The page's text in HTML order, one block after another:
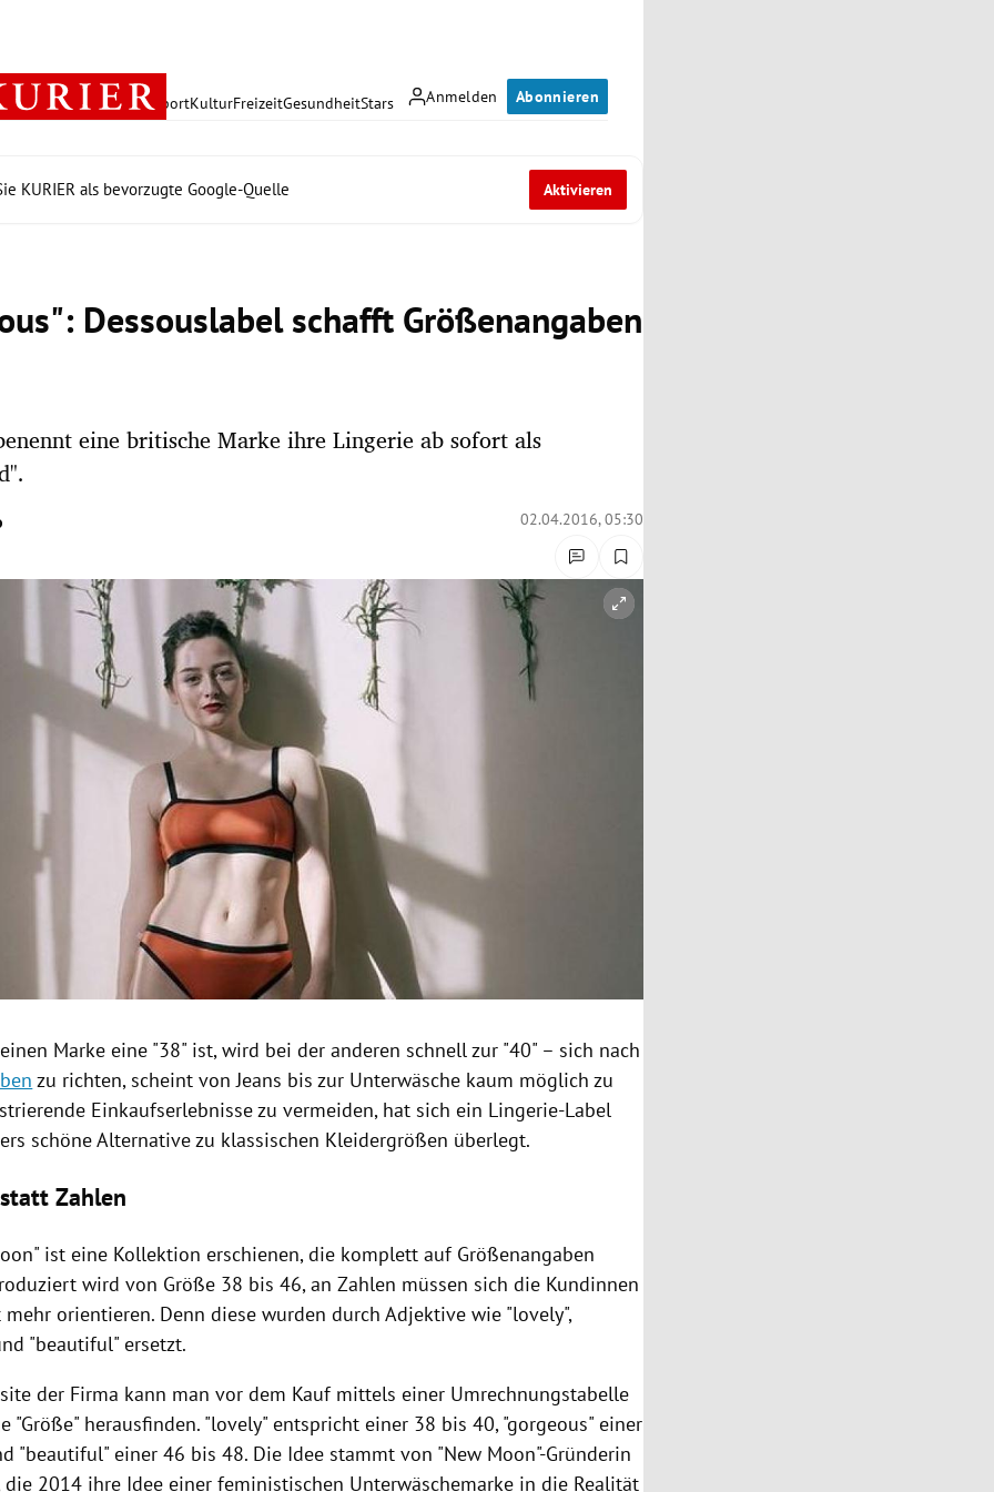
Anmelden Abonnieren
PolitikWirtschaft SportKulturFreizeitGesundheitStars
KURIER als bevorzugte Google-Quelle Aktivieren
Dessouslabel schafft Größenangaben
eine britische Marke ihre Lingerie ab sofort als
02.04.2016, 05:30
öffnen/schließen
Marke eine "38" ist, wird bei der anderen schnell zur "40" – sich nach
zu richten, scheint von Jeans bis zur Unterwäsche kaum möglich zu
Einkaufserlebnisse zu vermeiden, hat sich ein Lingerie-Label
schöne Alternative zu klassischen Kleidergrößen überlegt.
Zahlen
ist eine Kollektion erschienen, die komplett auf Größenangaben
wird von Größe 38 bis 46, an Zahlen müssen sich die Kundinnen
orientieren. Denn diese wurden durch Adjektive wie "lovely",
"beautiful" ersetzt.
der Firma kann man vor dem Kauf mittels einer Umrechnungstabelle
"Größe" herausfinden. "lovely" entspricht einer 38 bis 40, "gorgeous" einer
"beautiful" einer 46 bis 48. Die Idee stammt von "New Moon"-Gründerin
die 2014 ihre Idee einer feministischen Unterwäschemarke in die Realität